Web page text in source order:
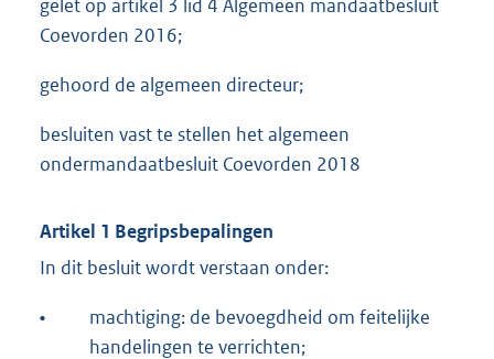
gelet op artikel 3 lid 4 Algemeen mandaatbesluit
Coevorden 2016;
gehoord de algemeen directeur;
besluiten vast te stellen het algemeen
ondermandaatbesluit Coevorden 2018
Artikel 1 Begripsbepalingen
In dit besluit wordt verstaan onder:
•
machtiging: de bevoegdheid om feitelijke
handelingen te verrichten;